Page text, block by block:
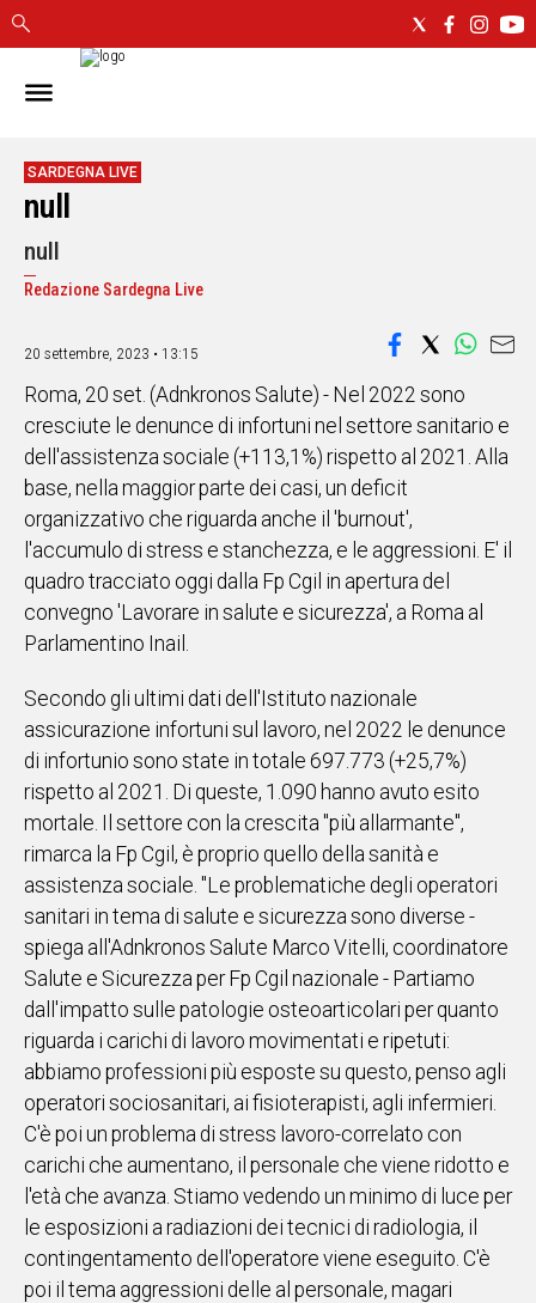
IN
CAGLIARI
SASSARI
ORISTANO
SULCIS
OGLIASTRA
MEDIO
CAMPIDANO
ALTRE
NOTIZIE
POLITICA
ITALIA
NEL
MONDO
EVENTI
STORIE
VIDEO
Vai
UNISCITI
AL CANALE
WHATSAPP
Social
SARDEGNA LIVE
null
null
Redazione Sardegna Live
20 settembre, 2023 • 13:15
Roma, 20 set. (Adnkronos Salute) - Nel 2022 sono
cresciute le denunce di infortuni nel settore sanitario e
dell'assistenza sociale (+113,1%) rispetto al 2021. Alla
base, nella maggior parte dei casi, un deficit
organizzativo che riguarda anche il 'burnout',
l'accumulo di stress e stanchezza, e le aggressioni. E' il
quadro tracciato oggi dalla Fp Cgil in apertura del
convegno 'Lavorare in salute e sicurezza', a Roma al
Parlamentino Inail.
Secondo gli ultimi dati dell'Istituto nazionale
assicurazione infortuni sul lavoro, nel 2022 le denunce
di infortunio sono state in totale 697.773 (+25,7%)
rispetto al 2021. Di queste, 1.090 hanno avuto esito
mortale. Il settore con la crescita "più allarmante",
rimarca la Fp Cgil, è proprio quello della sanità e
assistenza sociale. "Le problematiche degli operatori
sanitari in tema di salute e sicurezza sono diverse -
spiega all'Adnkronos Salute Marco Vitelli, coordinatore
Salute e Sicurezza per Fp Cgil nazionale - Partiamo
dall'impatto sulle patologie osteoarticolari per quanto
riguarda i carichi di lavoro movimentati e ripetuti:
abbiamo professioni più esposte su questo, penso agli
operatori sociosanitari, ai fisioterapisti, agli infermieri.
C'è poi un problema di stress lavoro-correlato con
carichi che aumentano, il personale che viene ridotto e
l'età che avanza. Stiamo vedendo un minimo di luce per
le esposizioni a radiazioni dei tecnici di radiologia, il
contingentamento dell'operatore viene eseguito. C'è
poi il tema aggressioni delle al personale, magari